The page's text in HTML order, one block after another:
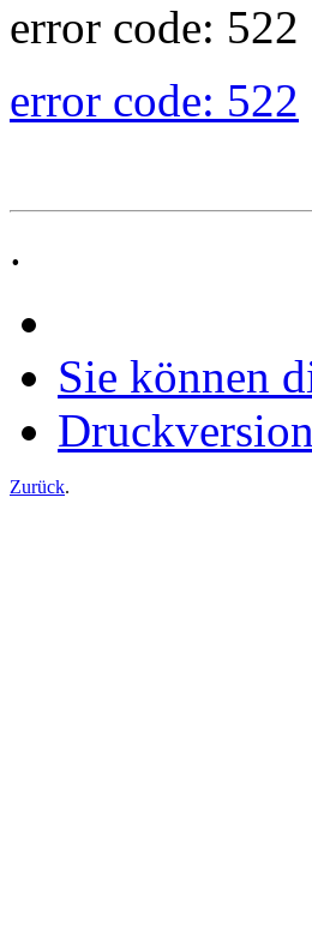
error code: 522
error code: 522
.
Sie können
Zurück.